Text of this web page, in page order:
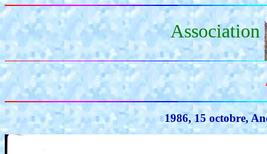
Association
1986, 15 octobre,